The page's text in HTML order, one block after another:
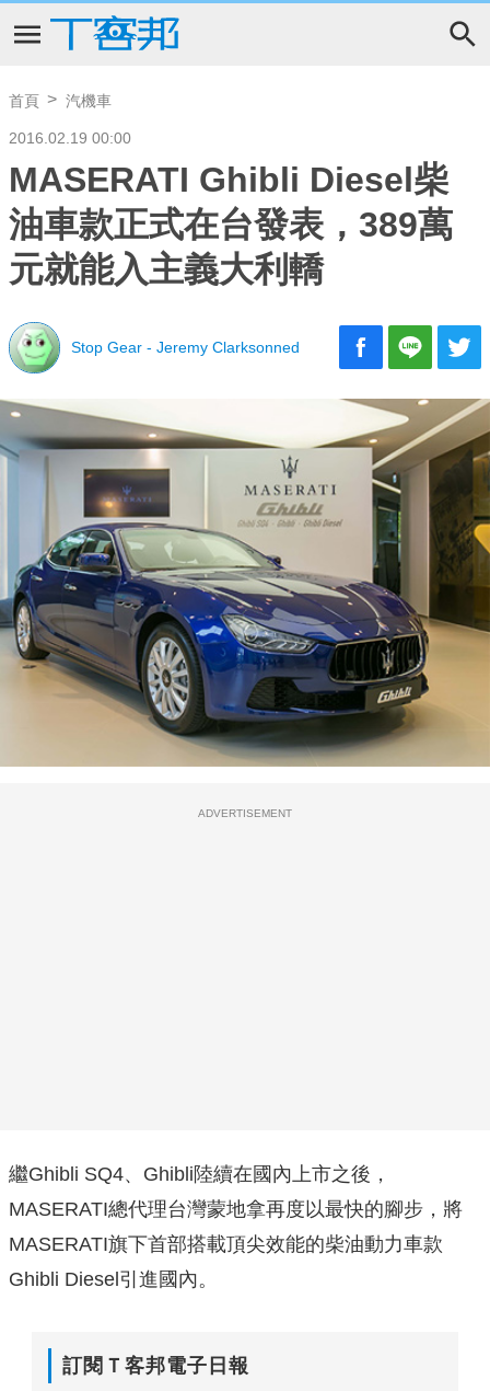
首頁 汽機車
2016.02.19 00:00
MASERATI Ghibli Diesel柴
油車款正式在台發表，389萬
元就能入主義大利轎
Stop Gear - Jeremy Clarksonned
ADVERTISEMENT
繼Ghibli SQ4、Ghibli陸續在國內上市之後，
MASERATI總代理台灣蒙地拿再度以最快的腳步，將
MASERATI旗下首部搭載頂尖效能的柴油動力車款
Ghibli Diesel引進國內。
訂閱Ｔ客邦電子日報